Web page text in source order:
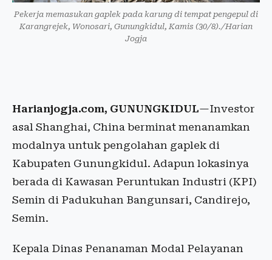
Pekerja memasukan gaplek pada karung di tempat pengepul di
Karangrejek, Wonosari, Gunungkidul, Kamis (30/8)./Harian
Jogja
Harianjogja.com, GUNUNGKIDUL—Investor
asal Shanghai, China berminat menanamkan
modalnya untuk pengolahan gaplek di
Kabupaten Gunungkidul. Adapun lokasinya
berada di Kawasan Peruntukan Industri (KPI)
Semin di Padukuhan Bangunsari, Candirejo,
Semin.
Kepala Dinas Penanaman Modal Pelayanan